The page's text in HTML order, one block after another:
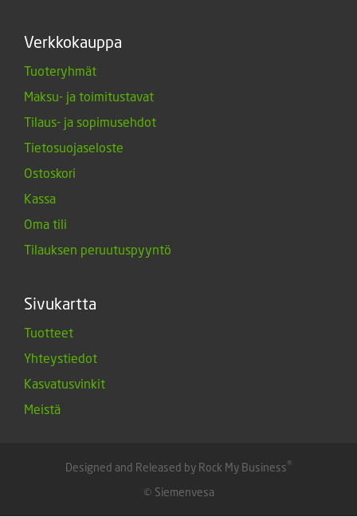
Verkkokauppa
Tuoteryhmät
Maksu- ja toimitustavat
Tilaus- ja sopimusehdot
Tietosuojaseloste
Ostoskori
Kassa
Oma tili
Tilauksen peruutuspyyntö
Sivukartta
Tuotteet
Yhteystiedot
Kasvatusvinkit
Meistä
Designed and Released by Rock My Business®
© Siemenvesa